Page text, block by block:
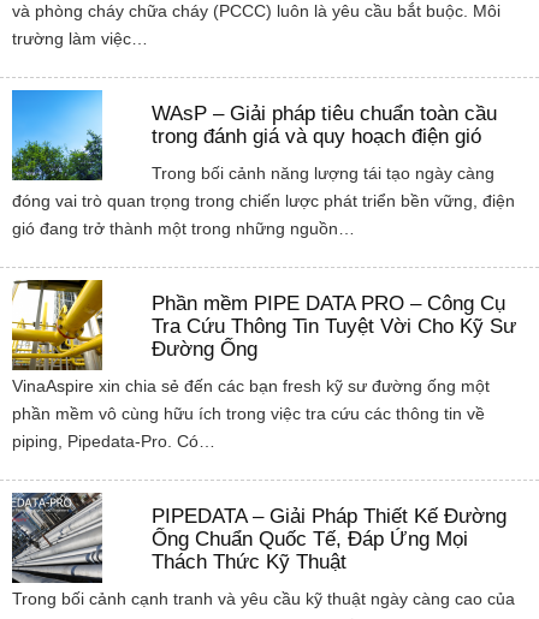
và phòng cháy chữa cháy (PCCC) luôn là yêu cầu bắt buộc. Môi
trường làm việc…
WAsP – Giải pháp tiêu chuẩn toàn cầu
trong đánh giá và quy hoạch điện gió
Trong bối cảnh năng lượng tái tạo ngày càng
đóng vai trò quan trọng trong chiến lược phát triển bền vững, điện
gió đang trở thành một trong những nguồn…
Phần mềm PIPE DATA PRO – Công Cụ
Tra Cứu Thông Tin Tuyệt Vời Cho Kỹ Sư
Đường Ống
VinaAspire xin chia sẻ đến các bạn fresh kỹ sư đường ống một
phần mềm vô cùng hữu ích trong việc tra cứu các thông tin về
piping, Pipedata-Pro. Có…
PIPEDATA – Giải Pháp Thiết Kế Đường
Ống Chuẩn Quốc Tế, Đáp Ứng Mọi
Thách Thức Kỹ Thuật
Trong bối cảnh cạnh tranh và yêu cầu kỹ thuật ngày càng cao của